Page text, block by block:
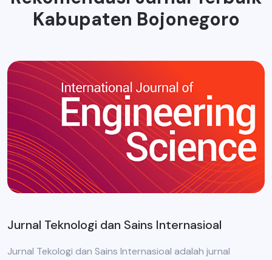
Kabupaten Bojonegoro
Jurnal Teknologi dan Sains Internasioal
Jurnal Tekologi dan Sains Internasioal adalah jurnal